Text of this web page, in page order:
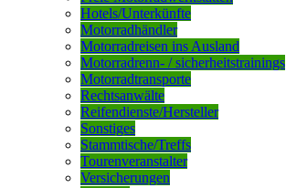
Hotels/Unterkünfte
Motorradhändler
Motorradreisen ins Ausland
Motorradrenn- / sicherheitstrainings
Motorradtransporte
Rechtsanwälte
Reifendienste/Hersteller
Sonstiges
Stammtische/Treffs
Tourenveranstalter
Versicherungen